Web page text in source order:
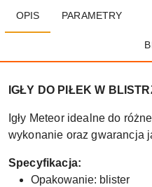
OPIS PARAMETRY
IGŁY DO PIŁEK W
Igły Meteor idealne do
wykonanie oraz gwarancja
Specyfikacja:
Opakowanie: blister